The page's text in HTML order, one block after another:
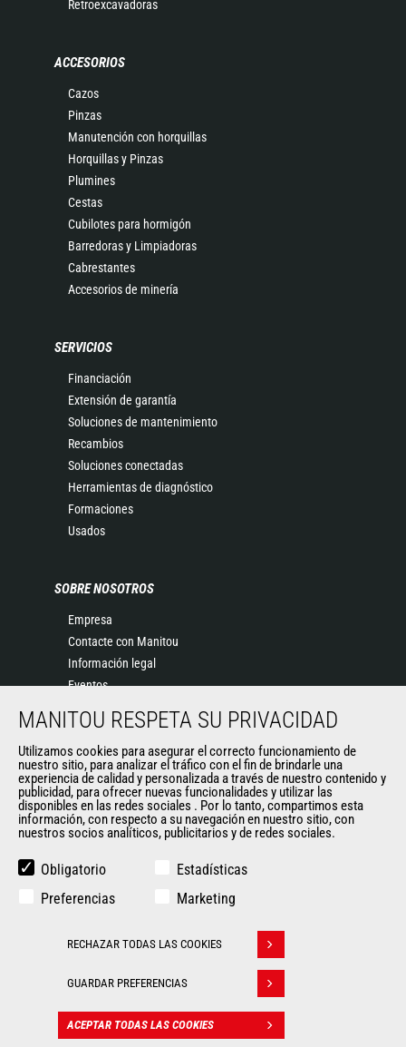
Retroexcavadoras
ACCESORIOS
Cazos
Pinzas
Manutención con horquillas
Horquillas y Pinzas
Plumines
Cestas
Cubilotes para hormigón
Barredoras y Limpiadoras
Cabrestantes
Accesorios de minería
SERVICIOS
Financiación
Extensión de garantía
Soluciones de mantenimiento
Recambios
Soluciones conectadas
Herramientas de diagnóstico
Formaciones
Usados
SOBRE NOSOTROS
Empresa
Contacte con Manitou
Información legal
Eventos
Historia
General Terms and Conditions of Sale
OTROS SITIOS DEL GRUPO
Manitou Group
Empleo
RMI Manitou
Edge Attachments
Manitou.com
Información
legal
Politique de protection
des données
CONTACTO
MANITOU RESPETA SU PRIVACIDAD
Utilizamos cookies para asegurar el correcto funcionamiento de
nuestro sitio, para analizar el tráfico con el fin de brindarle una
experiencia de calidad y personalizada a través de nuestro contenido y
publicidad, para ofrecer nuevas funcionalidades y utilizar las
disponibles en las redes sociales . Por lo tanto, compartimos esta
información, con respecto a su navegación en nuestro sitio, con
nuestros socios analíticos, publicitarios y de redes sociales.
Obligatorio
Estadísticas
Preferencias
Marketing
RECHAZAR TODAS LAS COOKIES
GUARDAR PREFERENCIAS
ACEPTAR TODAS LAS COOKIES